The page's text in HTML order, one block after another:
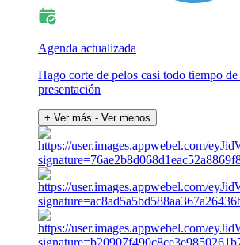
Agenda actualizada
Hago corte de pelos casi todo tiempo
presentación
+ Ver más - Ver menos